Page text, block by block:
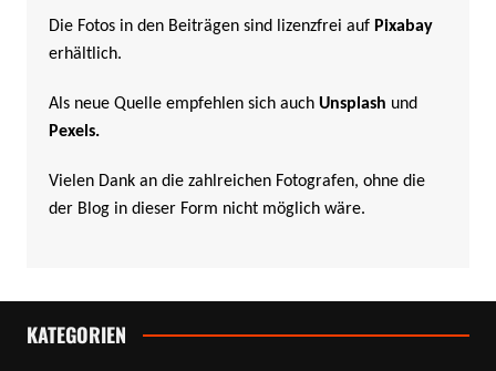
Die Fotos in den Beiträgen sind lizenzfrei auf Pixabay
erhältlich.
Als neue Quelle empfehlen sich auch Unsplash und
Pexels.
Vielen Dank an die zahlreichen Fotografen, ohne die
der Blog in dieser Form nicht möglich wäre.
KATEGORIEN